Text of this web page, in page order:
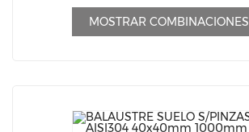
MOSTRAR COMBINACIONES